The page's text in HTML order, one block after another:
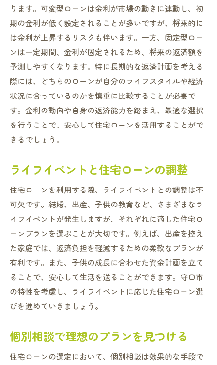
ります。可変型ローンは金利が市場の動きに連動し、初
期の金利が低く設定されることが多いですが、将来的に
は金利が上昇するリスクも伴います。一方、固定型ロー
ンは一定期間、金利が固定されるため、将来の返済額を
予測しやすくなります。特に長期的な返済計画を考える
際には、どちらのローンが自分のライフスタイルや経済
状況に合っているのかを慎重に比較することが必要で
す。金利の動向や自身の返済能力を踏まえ、最適な選択
を行うことで、安心して住宅ローンを活用することがで
きるでしょう。
ライフイベントと住宅ローンの調整
住宅ローンを利用する際、ライフイベントとの調整は不
可欠です。結婚、出産、子供の教育など、さまざまなラ
イフイベントが発生しますが、それぞれに適した住宅ロ
ーンプランを選ぶことが大切です。例えば、出産を控え
た家庭では、返済負担を軽減するための柔軟なプランが
有利です。また、子供の成長に合わせた資金計画を立て
ることで、安心して生活を送ることができます。守口市
の特性を考慮し、ライフイベントに応じた住宅ローン選
びを進めていきましょう。
個別相談で理想のプランを見つける
住宅ローンの選定において、個別相談は効果的な手段で